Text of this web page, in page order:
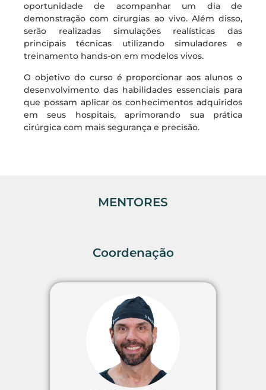
oportunidade de acompanhar um dia de
demonstração com cirurgias ao vivo. Além disso,
serão realizadas simulações realísticas das
principais técnicas utilizando simuladores e
treinamento hands-on em modelos vivos.
O objetivo do curso é proporcionar aos alunos o
desenvolvimento das habilidades essenciais para
que possam aplicar os conhecimentos adquiridos
em seus hospitais, aprimorando sua prática
cirúrgica com mais segurança e precisão.
MENTORES
Coordenação